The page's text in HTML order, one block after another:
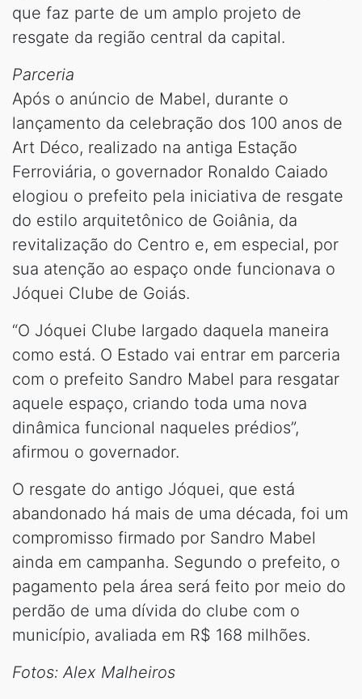
que faz parte de um amplo projeto de
resgate da região central da capital.
Parceria
Após o anúncio de Mabel, durante o
lançamento da celebração dos 100 anos de
Art Déco, realizado na antiga Estação
Ferroviária, o governador Ronaldo Caiado
elogiou o prefeito pela iniciativa de resgate
do estilo arquitetônico de Goiânia, da
revitalização do Centro e, em especial, por
sua atenção ao espaço onde funcionava o
Jóquei Clube de Goiás.
“O Jóquei Clube largado daquela maneira
como está. O Estado vai entrar em parceria
com o prefeito Sandro Mabel para resgatar
aquele espaço, criando toda uma nova
dinâmica funcional naqueles prédios”,
afirmou o governador.
O resgate do antigo Jóquei, que está
abandonado há mais de uma década, foi um
compromisso firmado por Sandro Mabel
ainda em campanha. Segundo o prefeito, o
pagamento pela área será feito por meio do
perdão de uma dívida do clube com o
município, avaliada em R$ 168 milhões.
Fotos: Alex Malheiros